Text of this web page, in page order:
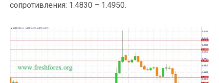
сопротивления: 1.4830 – 1.4950.